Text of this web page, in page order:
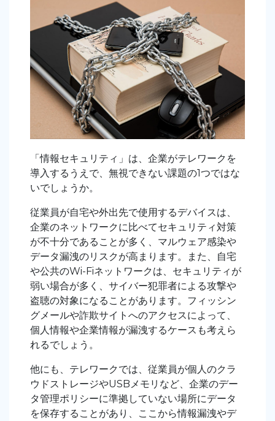
「情報セキュリティ」は、企業がテレワークを
導入するうえで、無視できない課題の1つではな
いでしょうか。
従業員が自宅や外出先で使用するデバイスは、
企業のネットワークに比べてセキュリティ対策
が不十分であることが多く、マルウェア感染や
データ漏洩のリスクが高まります。また、自宅
や公共のWi-Fiネットワークは、セキュリティが
弱い場合が多く、サイバー犯罪者による攻撃や
盗聴の対象になることがあります。フィッシン
グメールや詐欺サイトへのアクセスによって、
個人情報や企業情報が漏洩するケースも考えら
れるでしょう。
他にも、テレワークでは、従業員が個人のクラ
ウドストレージやUSBメモリなど、企業のデー
タ管理ポリシーに準拠していない場所にデータ
を保存することがあり、ここから情報漏洩やデ